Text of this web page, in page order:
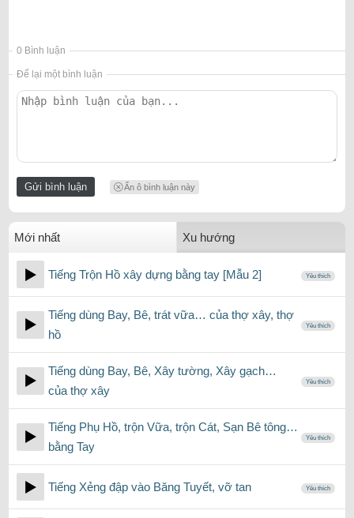
0 Bình luận
Để lại một bình luận
Ẩn ô bình luận này
Mới nhất Xu hướng
Tiếng Trộn Hồ xây dựng bằng tay [Mẫu 2] Yêu thích
Tiếng dùng Bay, Bê, trát vữa… của thợ xây, thợ
hồ
Yêu thích
Tiếng dùng Bay, Bê, Xây tường, Xây gạch…
của thợ xây
Yêu thích
Tiếng Phụ Hồ, trộn Vữa, trộn Cát, Sạn Bê tông…
bằng Tay
Yêu thích
Tiếng Xẻng đập vào Băng Tuyết, vỡ tan Yêu thích